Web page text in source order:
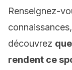
Renseignez-
découvrez
rendent ce